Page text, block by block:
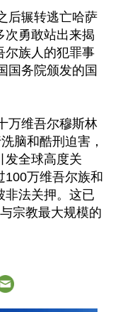
后辗转逃亡哈萨
次勇敢站出来揭
尔族人的犯罪事
国务院颁发的国
万维吾尔穆斯林
脑和酷刑迫害，
发全球高度关
100万维吾尔族和
非法关押。这已
宗教最大规模的